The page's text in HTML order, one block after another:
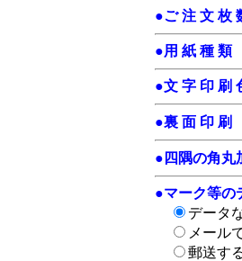
●ご 注 文 枚
●用 紙 種 類
●文 字 印 刷
●裏 面 印 刷
● 四隅の角丸
●マーク等の
データ
メール
郵送